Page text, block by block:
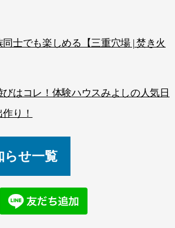
士でも楽しめる【三重穴場 | 焚き火
はコレ！体験ハウスみよしの人気日
り！
らせ一覧